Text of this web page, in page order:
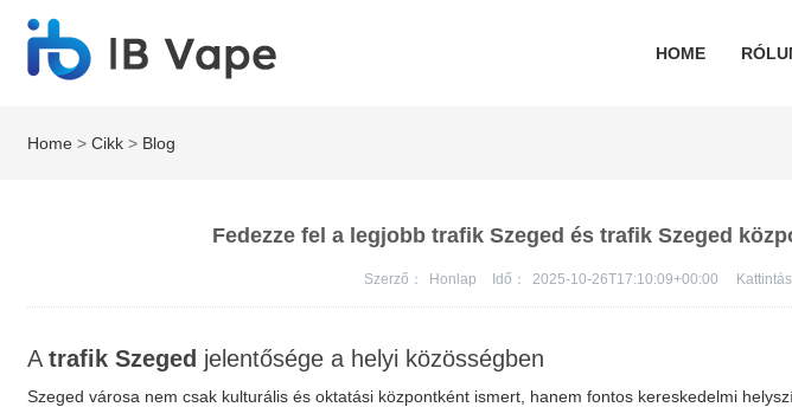
HOME
Home >Cikk > Blog
Fedezze fel a legjobb trafik Szeged és trafik Szeged
Szerző： Honlap Idő： 2025-10-26T17:10:09+00:00
Atrafik Szeged jelentősége a helyi közösségben
Szeged városa nem csak kulturális és oktatási központként ismert, hanem fontos kereskedelmi